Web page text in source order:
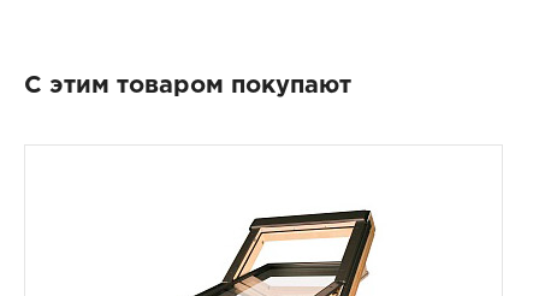
С этим товаром покупают